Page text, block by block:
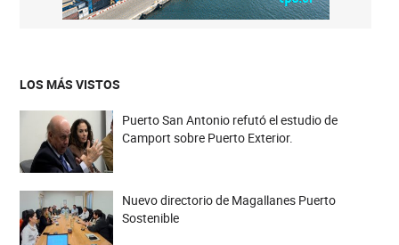
LOS MÁS VISTOS
Puerto San Antonio refutó el estudio de
Camport sobre Puerto Exterior.
Nuevo directorio de Magallanes Puerto
Sostenible